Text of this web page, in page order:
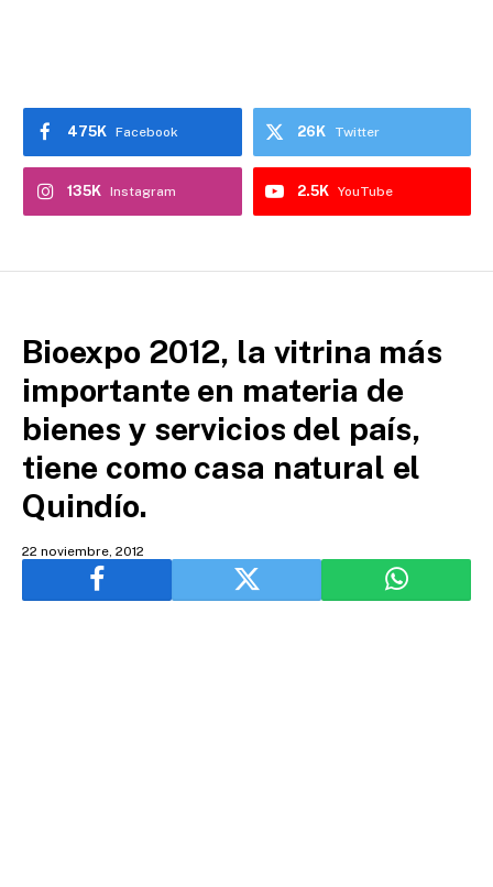
Facebook
475K Twitter
26K
Instagram
135K YouTube
2.5K
Bioexpo 2012, la vitrina más
importante en materia de
bienes y servicios del país,
tiene como casa natural el
Quindío.
22 noviembre, 2012